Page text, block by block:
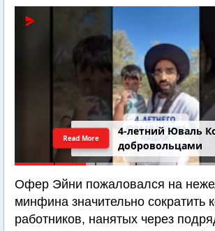
4-летний Юваль
добровольцами
Read More
Офер Эйни пожаловался на
минфина значительно сократить
работников, нанятых через